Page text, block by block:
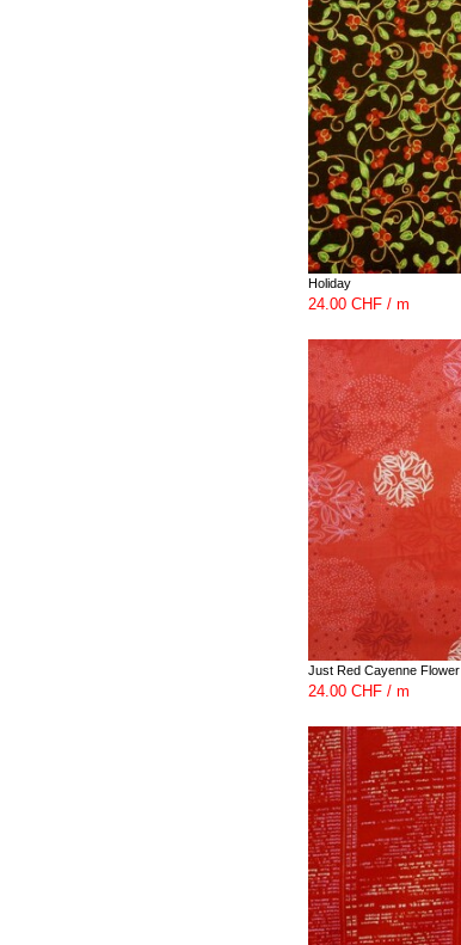
Holiday
24.00 CHF / m
Just Red Cayenne Flower
24.00 CHF / m